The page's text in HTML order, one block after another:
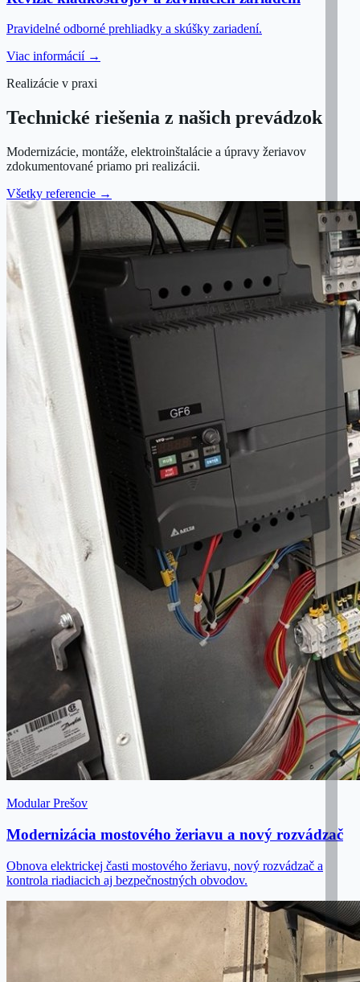
Pravidelné odborné prehliadky a skúšky zariadení.
Viac informácií →
Realizácie v praxi
Technické riešenia z našich prevádzok
Modernizácie, montáže, elektroinštalácie a úpravy žeriavov
zdokumentované priamo pri realizácii.
Všetky referencie →
Modular Prešov
Modernizácia mostového žeriavu a nový rozvádzač
Obnova elektrickej časti mostového žeriavu, nový rozvádzač a
kontrola riadiacich aj bezpečnostných obvodov.